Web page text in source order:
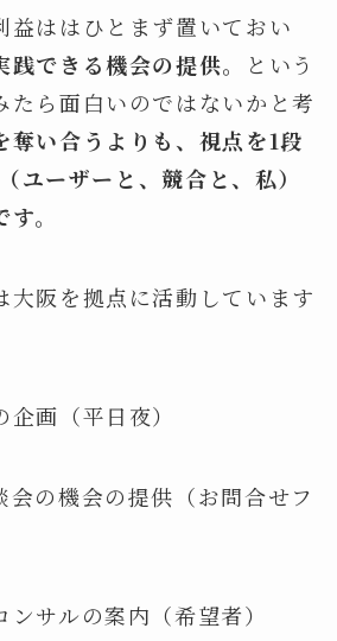
益ははひとまず置いておい
できる機会の提供。
という
たら面白いのではないかと考
奪い合うよりも、視点を1段
ーザーと、競合と、私）
。
大阪を拠点に活動しています
画（平日夜）
会の機会の提供（お問合せフ
ンサルの案内（希望者）